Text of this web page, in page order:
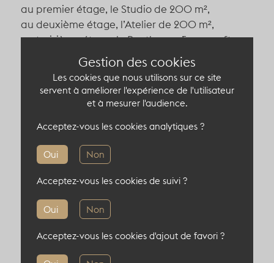
au premier étage, le Studio de 200 m²,
au deuxième étage, l’Atelier de 200 m²,
au troisième étage, le Penthouse & son rooftop
Doté de multiples espaces extérieurs, ce lieu
offre la possibilité de concevoir des événements
dedans/dehors qui respectent le voisinage : la
la terrasse du 3e étage de 30 m².
Capacité du lieu atypique
Gestion des cookies
Les cookies que nous utilisons sur ce site
servent à améliorer l'expérience de l'utilisateur
et à mesurer l'audience.
Oui Non
Acceptez-vous les cookies analytiques ?
Oui Non
Acceptez-vous les cookies de suivi ?
Acceptez-vous les cookies d'ajout de favori ?